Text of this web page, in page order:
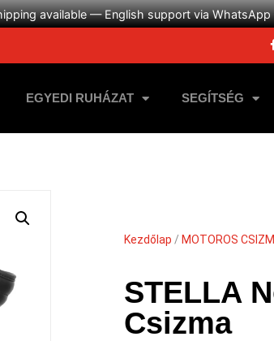
available — English support via WhatsApp
EGYEDI RUHÁZAT SEGÍTSÉG
Kezdőlap / MOTOROS
STELLA
Csizma